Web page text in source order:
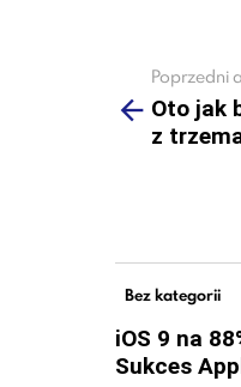
more
Poprzedni
Oto jak
z
Bez kategorii
iOS 9 na
Sukces